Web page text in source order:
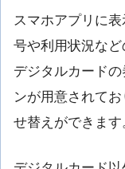
スマホアプリに
号や利用状況など
デジタルカード
ンが用意されて
せ替えができます